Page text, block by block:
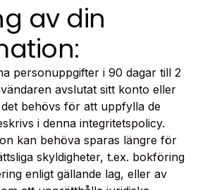
av din
personuppgifter i 90 dagar till 2
avslutat sitt konto eller
behövs för att uppfylla de
i denna integritetspolicy.
kan behöva sparas längre för
skyldigheter, t.ex. bokföring
enligt gällande lag, eller av